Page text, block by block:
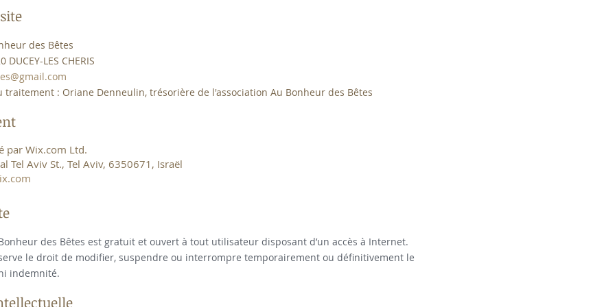
des Bêtes
DUCEY-LES CHERIS
traitement : Oriane Denneulin, trésorière de l'association Au Bonheur des Bêtes
par Wix.com Ltd.
Tel Aviv St., Tel Aviv, 6350671, Israël
Bonheur des Bêtes est gratuit et ouvert à tout utilisateur disposant d’un accès à Internet.
le droit de modifier, suspendre ou interrompre temporairement ou définitivement le
indemnité.